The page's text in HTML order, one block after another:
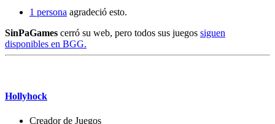
1 persona agradeció esto.
SinPaGames cerró su web, pero todos sus juegos siguen
disponibles en BGG.
Hollyhock
Creador de Juegos